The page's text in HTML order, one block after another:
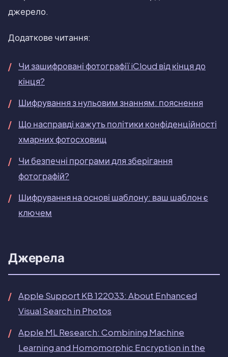
джерело.
Додаткове читання:
Чи зашифровані фотографії iCloud від кінця до
кінця?
Шифрування з нульовим знанням: пояснення
Що насправді кажуть політики конфіденційності
хмарних фотосховищ
Чи безпечні програми для зберігання
фотографій?
Шифрування на основі шаблону: ваш шаблон є
ключем
Джерела
Apple Support KB 122033: About Enhanced
Visual Search in Photos
Apple ML Research: Combining Machine
Learning and Homomorphic Encryption in the